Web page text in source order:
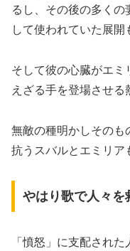
るし、その後の多くの
して使われていた展開
そして彼の心臓がエミ
えざる手を登場させる
無敵の種明かしそのも
抗うスバルとエミリア
やはり歌で人々を
「憤怒」に支配され